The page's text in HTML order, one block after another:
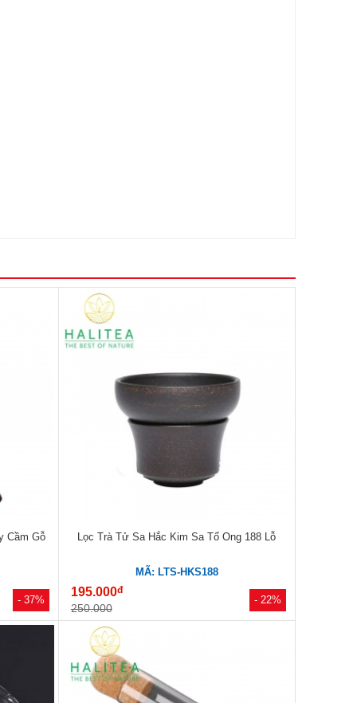
- 37%
Cầm Gỗ
- 22%
Lọc Trà Tử Sa Hắc Kim Sa Tổ Ong 188 Lỗ
MÃ: LTS-HKS188
195.000đ
250.000